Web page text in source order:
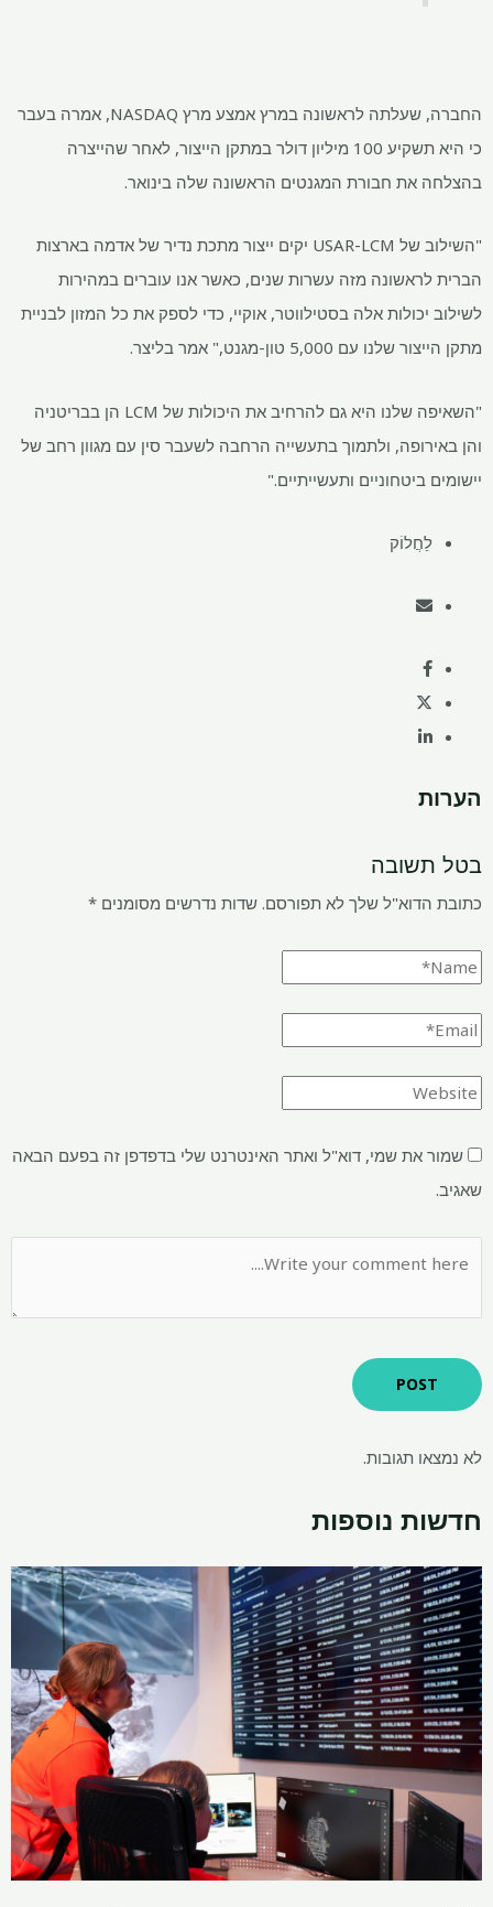
החברה, שעלתה לראשונה במרץ אמצע מרץ NASDAQ, אמרה בעבר
כי היא תשקיע 100 מיליון דולר במתקן הייצור, לאחר שהייצרה
בהצלחה את חבורת המגנטים הראשונה שלה בינואר.
"השילוב של USAR-LCM יקים ייצור מתכת נדיר של אדמה בארצות
הברית לראשונה מזה עשרות שנים, כאשר אנו עוברים במהירות
לשילוב יכולות אלה בסטילווטר, אוקיי, כדי לספק את כל המזון לבניית
מתקן הייצור שלנו עם 5,000 טון-מגנט," אמר בליצר.
"השאיפה שלנו היא גם להרחיב את היכולות של LCM הן בבריטניה
והן באירופה, ולתמוך בתעשייה הרחבה לשעבר סין עם מגוון רחב של
יישומים ביטחוניים ותעשייתיים."
לַחֲלוֹק
הערות
בטל תשובה
כתובת הדוא"ל שלך לא תפורסם. שדות נדרשים מסומנים *
שמור את שמי, דוא"ל ואתר האינטרנט שלי בדפדפן זה בפעם הבאה
שאגיב.
לא נמצאו תגובות.
חדשות נוספות